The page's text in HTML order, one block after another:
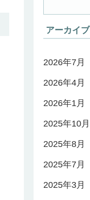
アーカイブ
2026年7月
2026年4月
2026年1月
2025年10月
2025年8月
2025年7月
2025年3月